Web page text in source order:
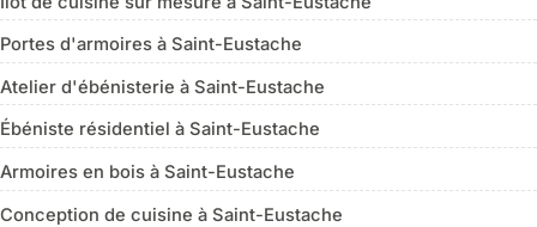
Portes d'armoires à Saint-Eustache
Atelier d'ébénisterie à Saint-Eustache
Ébéniste résidentiel à Saint-Eustache
Armoires en bois à Saint-Eustache
Conception de cuisine à Saint-Eustache